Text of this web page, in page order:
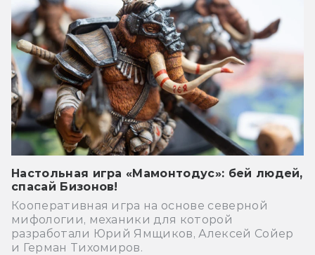
Настольная игра «Мамонтодус»: бей людей,
спасай Бизонов!
Кооперативная игра на основе северной
мифологии, механики для которой
разработали Юрий Ямщиков, Алексей Сойер
и Герман Тихомиров.